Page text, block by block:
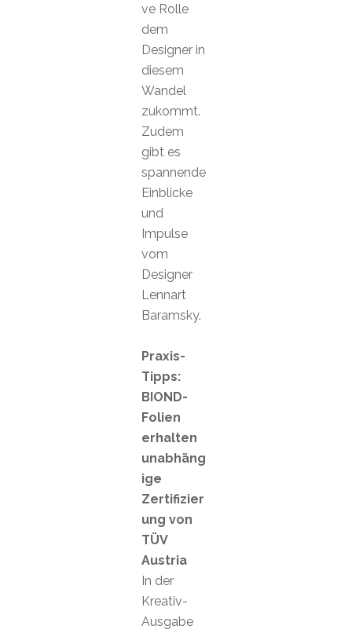
ve Rolle
dem
Designer in
diesem
Wandel
zukommt.
Zudem
gibt es
spannende
Einblicke
und
Impulse
vom
Designer
Lennart
Baramsky.
Praxis-
Tipps:
BIOND-
Folien
erhalten
unabhäng
ige
Zertifizier
ung von
TÜV
Austria
In der
Kreativ-
Ausgabe